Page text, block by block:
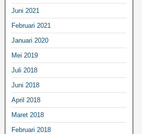
Juni 2021
Februari 2021
Januari 2020
Mei 2019
Juli 2018
Juni 2018
April 2018
Maret 2018
Februari 2018